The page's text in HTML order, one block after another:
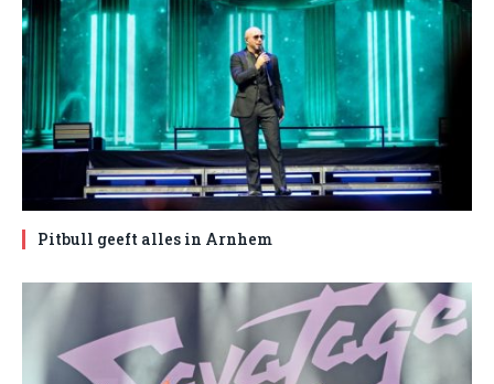
Pitbull geeft alles in Arnhem